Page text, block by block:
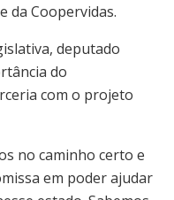
da Coopervidas.
deputado
do
com o projeto
no caminho certo e
em poder ajudar